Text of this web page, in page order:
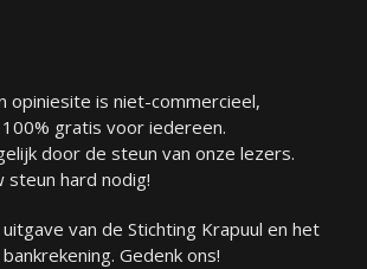
opiniesite is niet-commercieel,
gratis voor iedereen.
door de steun van onze lezers.
steun hard nodig!
van de Stichting Krapuul en het
Gedenk ons!